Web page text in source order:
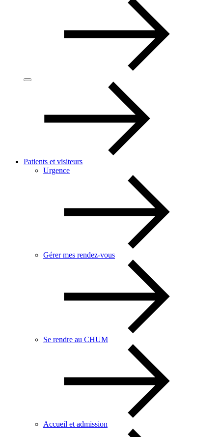
Patients et visiteurs
Urgence
Gérer mes rendez-vous
Se rendre au CHUM
Accueil et admission